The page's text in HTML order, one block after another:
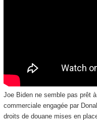
Joe Biden ne semble pas prêt
commerciale engagée par
droits de douane mises en